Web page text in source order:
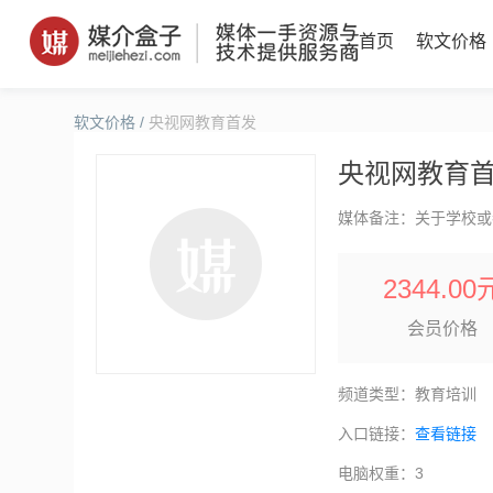
首页 软文价格
软文价格 / 央视网教育首发
央视网教育
媒体备注：关于学校
2344.00
会员价格
频道类型：教育培训
入口链接：查看链接
电脑权重：3